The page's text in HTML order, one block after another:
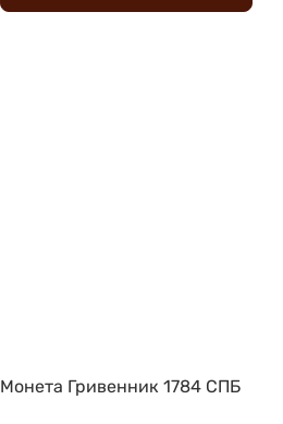
Монета Гривенник 1784 СПБ